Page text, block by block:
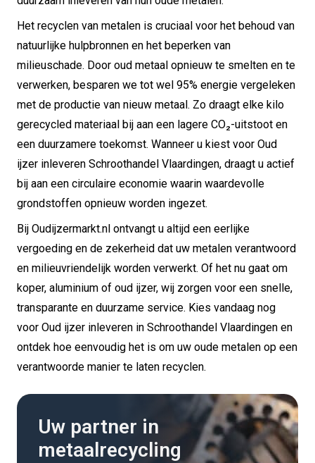
Het recyclen van metalen is cruciaal voor het behoud van
natuurlijke hulpbronnen en het beperken van
milieuschade. Door oud metaal opnieuw te smelten en te
verwerken, besparen we tot wel 95% energie vergeleken
met de productie van nieuw metaal. Zo draagt elke kilo
gerecycled materiaal bij aan een lagere CO₂-uitstoot en
een duurzamere toekomst. Wanneer u kiest voor Oud
ijzer inleveren Schroothandel Vlaardingen, draagt u actief
bij aan een circulaire economie waarin waardevolle
grondstoffen opnieuw worden ingezet.
Bij Oudijzermarkt.nl ontvangt u altijd een eerlijke
vergoeding en de zekerheid dat uw metalen verantwoord
en milieuvriendelijk worden verwerkt. Of het nu gaat om
koper, aluminium of oud ijzer, wij zorgen voor een snelle,
transparante en duurzame service. Kies vandaag nog
voor Oud ijzer inleveren in Schroothandel Vlaardingen en
ontdek hoe eenvoudig het is om uw oude metalen op een
verantwoorde manier te laten recyclen.
Uw partner in
metaalrecycling